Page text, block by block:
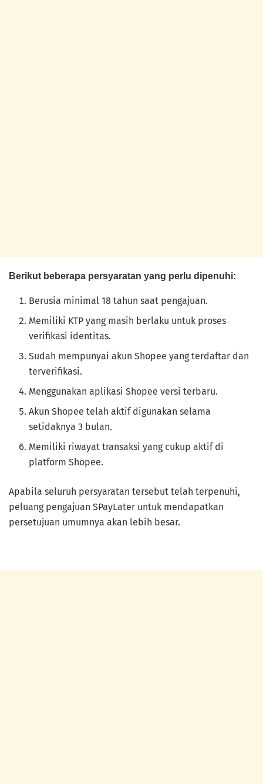
Berikut beberapa persyaratan yang perlu dipenuhi:
Berusia minimal 18 tahun saat pengajuan.
Memiliki KTP yang masih berlaku untuk proses
verifikasi identitas.
Sudah mempunyai akun Shopee yang terdaftar dan
terverifikasi.
Menggunakan aplikasi Shopee versi terbaru.
Akun Shopee telah aktif digunakan selama
setidaknya 3 bulan.
Memiliki riwayat transaksi yang cukup aktif di
platform Shopee.
Apabila seluruh persyaratan tersebut telah terpenuhi,
peluang pengajuan SPayLater untuk mendapatkan
persetujuan umumnya akan lebih besar.